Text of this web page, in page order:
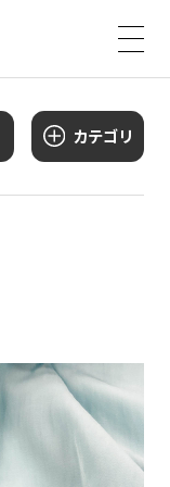
カテゴリ
サ
イ
ト
タ
イ
ト
ニ
ー
を
開